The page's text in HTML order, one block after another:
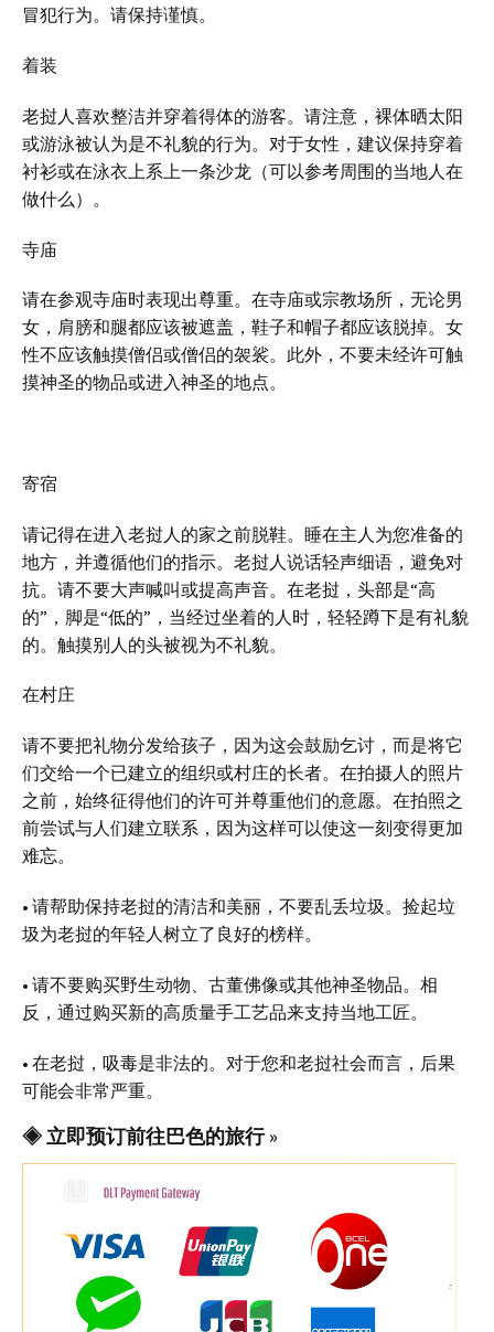
冒犯行为。请保持谨慎。
着装
老挝人喜欢整洁并穿着得体的游客。请注意，裸体晒太阳
或游泳被认为是不礼貌的行为。对于女性，建议保持穿着
衬衫或在泳衣上系上一条沙龙（可以参考周围的当地人在
做什么）。
寺庙
请在参观寺庙时表现出尊重。在寺庙或宗教场所，无论男
女，肩膀和腿都应该被遮盖，鞋子和帽子都应该脱掉。女
性不应该触摸僧侣或僧侣的袈裟。此外，不要未经许可触
摸神圣的物品或进入神圣的地点。
寄宿
请记得在进入老挝人的家之前脱鞋。睡在主人为您准备的
地方，并遵循他们的指示。老挝人说话轻声细语，避免对
抗。请不要大声喊叫或提高声音。在老挝，头部是“高
的”，脚是“低的”，当经过坐着的人时，轻轻蹲下是有礼貌
的。触摸别人的头被视为不礼貌。
在村庄
请不要把礼物分发给孩子，因为这会鼓励乞讨，而是将它
们交给一个已建立的组织或村庄的长者。在拍摄人的照片
之前，始终征得他们的许可并尊重他们的意愿。在拍照之
前尝试与人们建立联系，因为这样可以使这一刻变得更加
难忘。
• 请帮助保持老挝的清洁和美丽，不要乱丢垃圾。捡起垃
圾为老挝的年轻人树立了良好的榜样。
• 请不要购买野生动物、古董佛像或其他神圣物品。相
反，通过购买新的高质量手工艺品来支持当地工匠。
• 在老挝，吸毒是非法的。对于您和老挝社会而言，后果
可能会非常严重。
◈ 立即预订前往巴色的旅行 »